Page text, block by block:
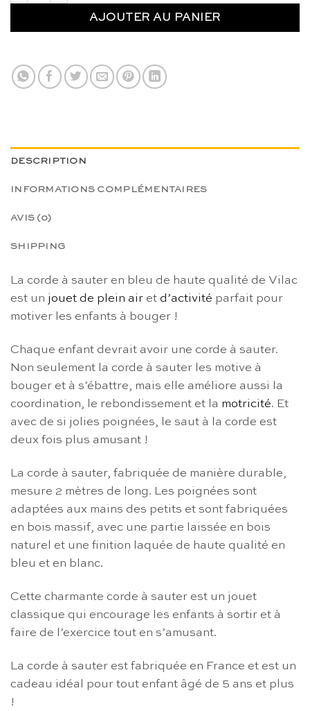
AJOUTER AU PANIER
DESCRIPTION
INFORMATIONS COMPLÉMENTAIRES
AVIS (0)
SHIPPING
La corde à sauter en bleu de haute qualité de Vilac
est un jouet de plein air et d’activité parfait pour
motiver les enfants à bouger !
Chaque enfant devrait avoir une corde à sauter.
Non seulement la corde à sauter les motive à
bouger et à s’ébattre, mais elle améliore aussi la
coordination, le rebondissement et la motricité. Et
avec de si jolies poignées, le saut à la corde est
deux fois plus amusant !
La corde à sauter, fabriquée de manière durable,
mesure 2 mètres de long. Les poignées sont
adaptées aux mains des petits et sont fabriquées
en bois massif, avec une partie laissée en bois
naturel et une finition laquée de haute qualité en
bleu et en blanc.
Cette charmante corde à sauter est un jouet
classique qui encourage les enfants à sortir et à
faire de l’exercice tout en s’amusant.
La corde à sauter est fabriquée en France et est un
cadeau idéal pour tout enfant âgé de 5 ans et plus
!